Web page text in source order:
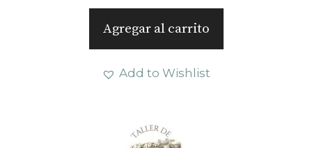
5
Agregar al carrito
Add to Wishlist